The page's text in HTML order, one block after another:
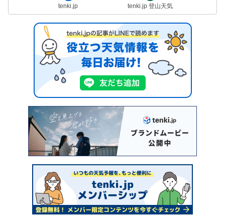
tenki.jp tenki.jp 登山天気